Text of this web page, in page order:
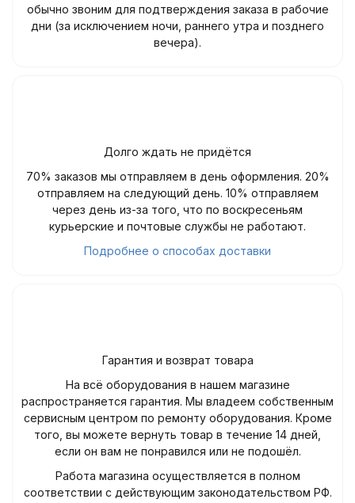
обычно звоним для подтверждения заказа в рабочие
дни (за исключением ночи, раннего утра и позднего
вечера).
Долго ждать не придётся
70% заказов мы отправляем в день оформления. 20%
отправляем на следующий день. 10% отправляем
через день из-за того, что по воскресеньям
курьерские и почтовые службы не работают.
Подробнее о способах доставки
Гарантия и возврат товара
На всё оборудования в нашем магазине
распространяется гарантия. Мы владеем собственным
сервисным центром по ремонту оборудования. Кроме
того, вы можете вернуть товар в течение 14 дней,
если он вам не понравился или не подошёл.
Работа магазина осуществляется в полном
соответствии с действующим законодательством РФ.